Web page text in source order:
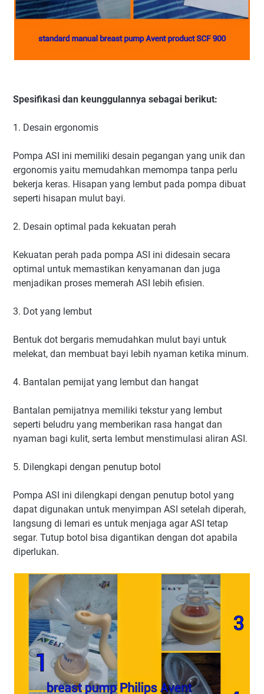
Spesifikasi dan keunggulannya sebagai berikut:
1. Desain ergonomis
Pompa ASI ini memiliki desain pegangan yang unik dan
ergonomis yaitu memudahkan memompa tanpa perlu
bekerja keras. Hisapan yang lembut pada pompa dibuat
seperti hisapan mulut bayi.
2. Desain optimal pada kekuatan perah
Kekuatan perah pada pompa ASI ini didesain secara
optimal untuk memastikan kenyamanan dan juga
menjadikan proses memerah ASI lebih efisien.
3. Dot yang lembut
Bentuk dot bergaris memudahkan mulut bayi untuk
melekat, dan membuat bayi lebih nyaman ketika minum.
4. Bantalan pemijat yang lembut dan hangat
Bantalan pemijatnya memiliki tekstur yang lembut
seperti beludru yang memberikan rasa hangat dan
nyaman bagi kulit, serta lembut menstimulasi aliran ASI.
5. Dilengkapi dengan penutup botol
Pompa ASI ini dilengkapi dengan penutup botol yang
dapat digunakan untuk menyimpan ASI setelah diperah,
langsung di lemari es untuk menjaga agar ASI tetap
segar. Tutup botol bisa digantikan dengan dot apabila
diperlukan.